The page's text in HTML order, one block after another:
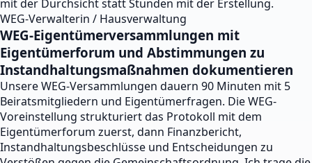
mit der Durchsicht statt Stunden mit der Erstellung.
WEG-Verwalterin / Hausverwaltung
WEG-Eigentümerversammlungen mit
Eigentümerforum und Abstimmungen zu
Instandhaltungsmaßnahmen dokumentieren
Unsere WEG-Versammlungen dauern 90 Minuten mit 5
Beiratsmitgliedern und Eigentümerfragen. Die WEG-
Voreinstellung strukturiert das Protokoll mit dem
Eigentümerforum zuerst, dann Finanzbericht,
Instandhaltungsbeschlüsse und Entscheidungen zu